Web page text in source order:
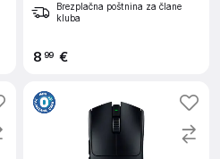
Brezplačna poštnina za člane
kluba
8 99 €